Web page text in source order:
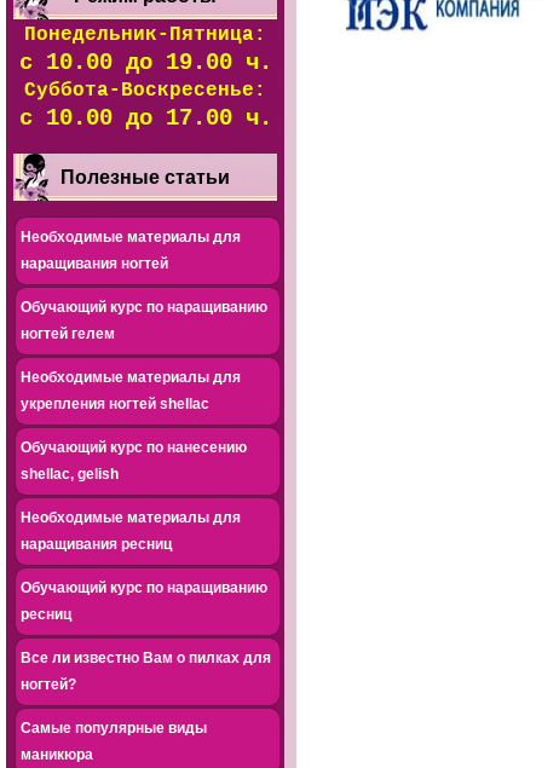
Понедельник-Пятница:
с 10.00 до 19.00 ч.
Суббота-Воскресенье:
с 10.00 до 17.00 ч.
Полезные статьи
Необходимые материалы для
наращивания ногтей
Обучающий курс по наращиванию
ногтей гелем
Необходимые материалы для
укрепления ногтей shellac
Обучающий курс по нанесению
shellac, gelish
Необходимые материалы для
наращивания ресниц
Обучающий курс по наращиванию
ресниц
Все ли известно Вам о пилках для
ногтей?
Самые популярные виды
маникюра